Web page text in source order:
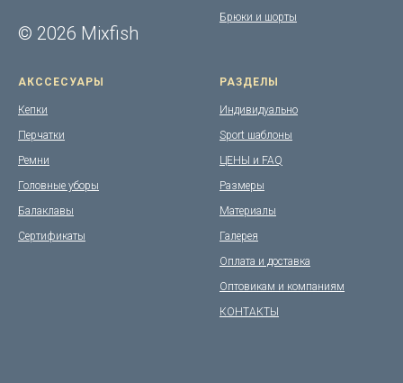
© 2026 Mixfish
Брюки и шорты
АКССЕСУАРЫ
Кепки
Перчатки
Ремни
Головные уборы
Балаклавы
Сертификаты
РАЗДЕЛЫ
Индивидуально
Sport шаблоны
ЦЕНЫ и FAQ
Размеры
Материалы
Галерея
Оплата и доставка
Оптовикам и компаниям
КОНТАКТЫ